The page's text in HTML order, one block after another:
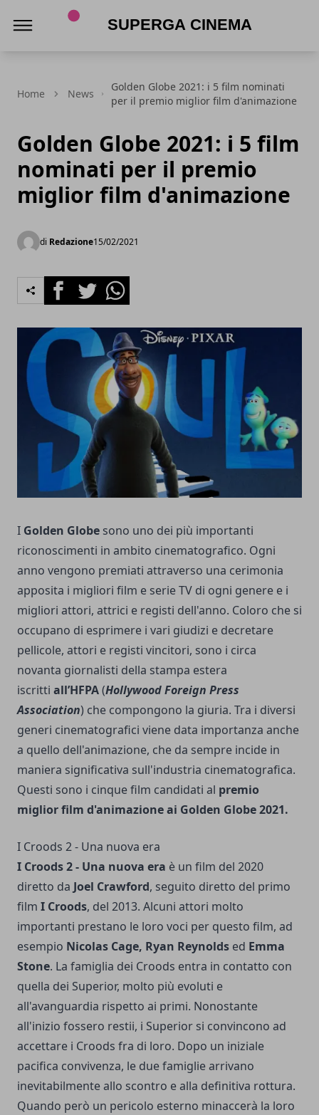
Home News
Golden Globe 2021: i 5 film nominati
per il premio miglior film d'animazione
Golden Globe 2021: i 5 film
nominati per il premio
miglior film d'animazione
di Redazione15/02/2021
FacebookTwitterWhatsapp
I Golden Globe sono uno dei più importanti
riconoscimenti in ambito cinematografico. Ogni
anno vengono premiati attraverso una cerimonia
apposita i migliori film e serie TV di ogni genere e i
migliori attori, attrici e registi dell'anno. Coloro che si
occupano di esprimere i vari giudizi e decretare
pellicole, attori e registi vincitori, sono i circa
novanta giornalisti della stampa estera
iscritti all’HFPA(Hollywood Foreign Press
Association) che compongono la giuria. Tra i diversi
generi cinematografici viene data importanza anche
a quello dell'animazione, che da sempre incide in
maniera significativa sull'industria cinematografica.
Questi sono i cinque film candidati al premio
miglior film d'animazione ai Golden Globe 2021.
I Croods 2 - Una nuova era
I Croods 2 - Una nuova era è un film del 2020
diretto da Joel Crawford, seguito diretto del primo
film I Croods, del 2013. Alcuni attori molto
importanti prestano le loro voci per questo film, ad
esempio Nicolas Cage, Ryan Reynolds ed Emma
Stone. La famiglia dei Croods entra in contatto con
quella dei Superior, molto più evoluti e
all'avanguardia rispetto ai primi. Nonostante
all'inizio fossero restii, i Superior si convincono ad
accettare i Croods fra di loro. Dopo un iniziale
pacifica convivenza, le due famiglie arrivano
inevitabilmente allo scontro e alla definitiva rottura.
Quando però un pericolo esterno minaccerà la loro